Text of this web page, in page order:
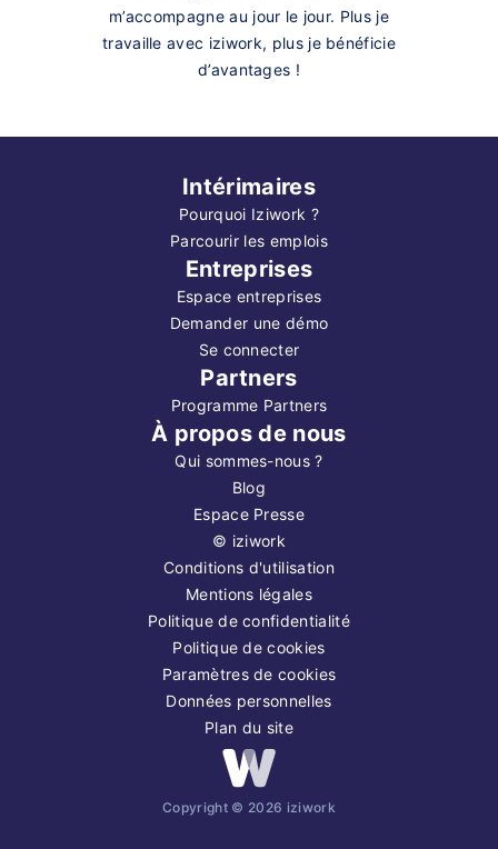
m’accompagne au jour le jour. Plus je
travaille avec iziwork, plus je bénéficie
d’avantages !
Intérimaires
Pourquoi Iziwork ?
Parcourir les emplois
Entreprises
Espace entreprises
Demander une démo
Se connecter
Partners
Programme Partners
À propos de nous
Qui sommes-nous ?
Blog
Espace Presse
© iziwork
Conditions d'utilisation
Mentions légales
Politique de confidentialité
Politique de cookies
Paramètres de cookies
Données personnelles
Plan du site
Copyright © 2026 iziwork